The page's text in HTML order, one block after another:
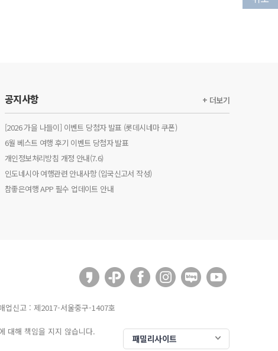
공지사항 + 더보기
[2026 가을 나들이] 이벤트 당첨자 발표 (롯데시네마 쿠폰)
6월 베스트 여행 후기 이벤트 당첨자 발표
개인정보처리방침 개정 안내(7.6)
인도네시아 여행관련 안내사항 (입국신고서 작성)
참좋은여행 APP 필수 업데이트 안내
패밀리사이트
신고 : 제2017-서울중구-1407호
대해 책임을 지지 않습니다.